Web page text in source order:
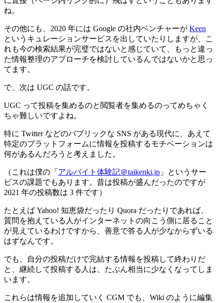
ね。
その他にも、2020 年には Google の社内ベンチャーが Keen
というキュレーションサービスを出していたりしますが、こ
れも今の検索結果が完璧ではないと感じていて、もっと違っ
た情報整理のアプローチを検討しているんではないかと思っ
てます。
で、次は UGC の話です。
UGC って投稿を集めるのと閲覧者を集めるのってめちゃく
ちゃ難しいですよね。
特に Twitter などのパブリックな SNS がある現代に、あえて
特定のプラットフォームに情報を投稿するモチベーションは
何があるんだろうと考えました。
（これは僕の「 アルバイト体験記＠taikenki.jp 」というサー
ビスの課題でもあります。昔は投稿が盛んだったのですが
2021 年の投稿数は 3 件です）
たとえば Yahoo! 知恵袋だったり Quora だったりであれば、
質問を抱えている人がインターネットの向こう側に居ること
が見えているわけですから、善意で答る人が少なからずいる
はずなんです。
でも、自分の投稿だけで完結する情報を投稿して終わりだ
と、継続して投稿する人は、たぶん相当に少なくなってしま
います。
これらは情報を追加していく CGM でも、Wiki のように編集